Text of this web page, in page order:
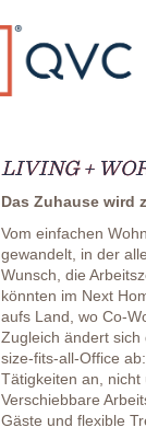
Type to search
LIVING +
Das Zuhause wird
Vom einfachen
gewandelt, in der
Wunsch, die
könnten im Next
aufs Land, wo Co-
Zugleich ändert sich
size-fits-all-Office
Tätigkeiten an, nicht
Verschiebbare
Gäste und flexible